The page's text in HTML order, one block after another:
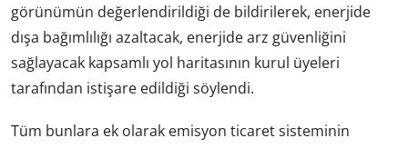
görünümün değerlendirildiği de bildirilerek, enerjide
dışa bağımlılığı azaltacak, enerjide arz güvenliğini
sağlayacak kapsamlı yol haritasının kurul üyeleri
tarafından istişare edildiği söylendi.
Tüm bunlara ek olarak emisyon ticaret sisteminin